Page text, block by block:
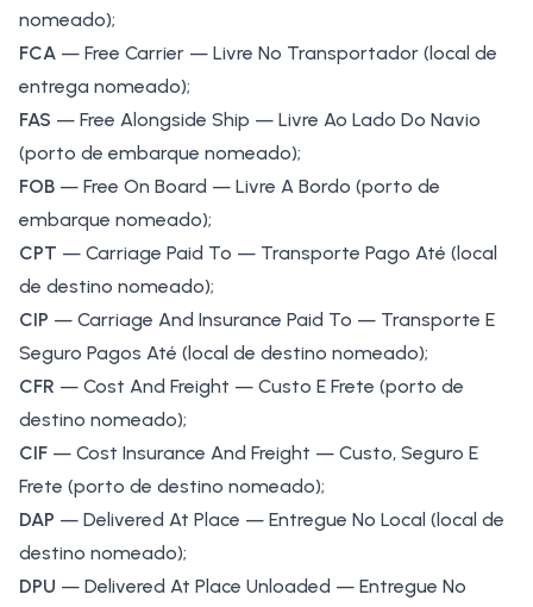
nomeado);
FCA — Free Carrier — Livre No Transportador (local de
entrega nomeado);
FAS — Free Alongside Ship — Livre Ao Lado Do Navio
(porto de embarque nomeado);
FOB — Free On Board — Livre A Bordo (porto de
embarque nomeado);
CPT — Carriage Paid To — Transporte Pago Até (local
de destino nomeado);
CIP — Carriage And Insurance Paid To — Transporte E
Seguro Pagos Até (local de destino nomeado);
CFR — Cost And Freight — Custo E Frete (porto de
destino nomeado);
CIF — Cost Insurance And Freight — Custo, Seguro E
Frete (porto de destino nomeado);
DAP — Delivered At Place — Entregue No Local (local de
destino nomeado);
DPU — Delivered At Place Unloaded — Entregue No